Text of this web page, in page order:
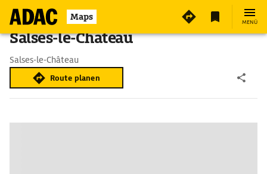
Maps MENÜ
Salses-le-Château
Salses-le-Château
Route planen